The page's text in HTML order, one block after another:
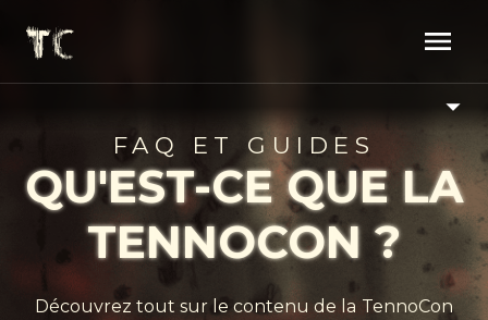
FAQ ET GUIDES
QU'EST-CE QUE
LA TENNOCON ?
Découvrez tout sur le contenu de la TennoCon